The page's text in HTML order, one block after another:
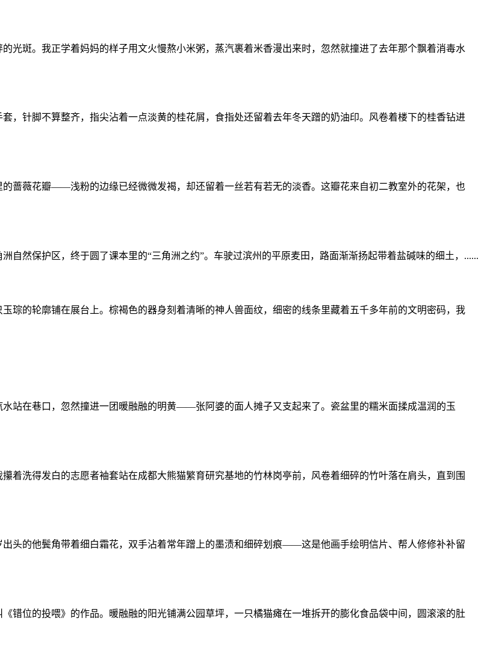
光斑。我正学着妈妈的样子用文火慢熬小米粥，蒸汽裹着米香漫出来时，忽然就撞进了去年那个飘着消毒水
，针脚不算整齐，指尖沾着一点淡黄的桂花屑，食指处还留着去年冬天蹭的奶油印。风卷着楼下的桂香钻进
蔷薇花瓣——浅粉的边缘已经微微发褐，却还留着一丝若有若无的淡香。这瓣花来自初二教室外的花架，也
自然保护区，终于圆了课本里的“三角洲之约”。车驶过滨州的平原麦田，路面渐渐扬起带着盐碱味的细土，......
琮的轮廓铺在展台上。棕褐色的器身刻着清晰的神人兽面纹，细密的线条里藏着五千多年前的文明密码，我
站在巷口，忽然撞进一团暖融融的明黄——张阿婆的面人摊子又支起来了。瓷盆里的糯米面揉成温润的玉
洗得发白的志愿者袖套站在成都大熊猫繁育研究基地的竹林岗亭前，风卷着细碎的竹叶落在肩头，直到围
头的他鬓角带着细白霜花，双手沾着常年蹭上的墨渍和细碎划痕——这是他画手绘明信片、帮人修修补补留
错位的投喂》的作品。暖融融的阳光铺满公园草坪，一只橘猫瘫在一堆拆开的膨化食品袋中间，圆滚滚的肚